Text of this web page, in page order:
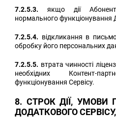
7.2.5.3. якщо дії
нормального функціонування
7.2.5.4. відкликання в
обробку його персональних
7.2.5.5. втрата чинності
необхідних Контент-
функціонування Сервісу.
8. СТРОК ДІЇ,
ДОДАТКОВОГО